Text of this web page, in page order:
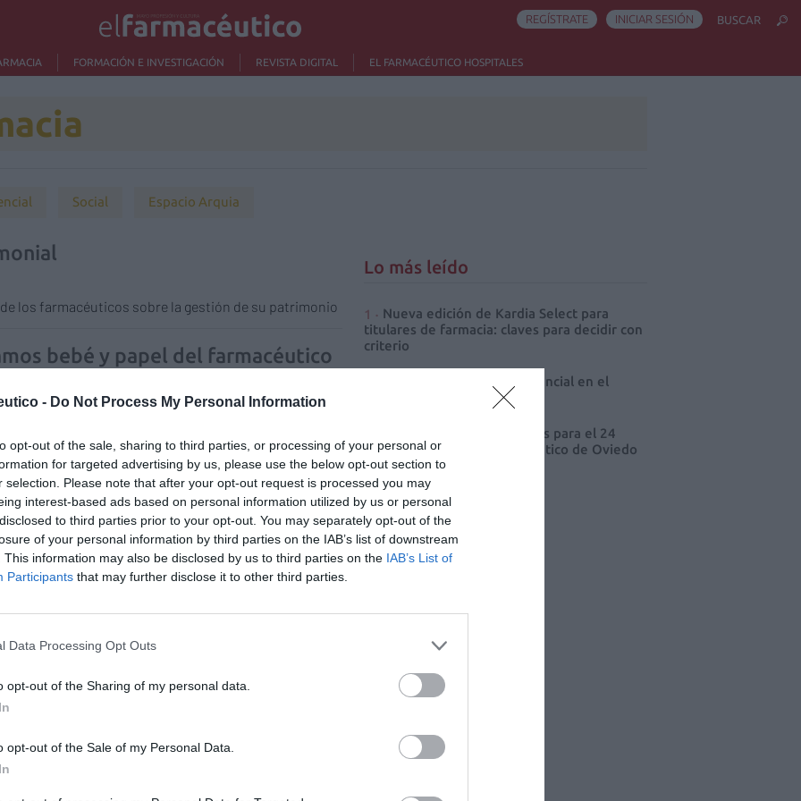
- Do Not Process My Personal Information
opt-out of the sale, sharing to third parties, or processing of your personal or
for targeted advertising by us, please use the below opt-out section to
selection. Please note that after your opt-out request is processed you may
interest-based ads based on personal information utilized by us or personal
to third parties prior to your opt-out. You may separately opt-out of the
of your personal information by third parties on the IAB’s list of downstream
This information may also be disclosed by us to third parties on the IAB’s List of
Participants that may further disclose it to other third parties.
Data Processing Opt Outs
opt-out of the Sharing of my personal data.
opt-out of the Sale of my Personal Data.
FORMACIÓN E INVESTIGACIÓN REVISTA DIGITAL EL FARMACÉUTICO HOSPITALES
REGÍSTRATE INICIAR SESIÓN BUSCAR
Social Espacio Arquia
los farmacéuticos sobre la gestión de su patrimonio
bebé y papel del farmacéutico
del bebé se formulan con objeto de proteger la piel
favorecida por el hecho de crearse en la zona un
del pañal durante muchas horas seguidas.
los farmacéuticos sobre la gestión de su patrimonio.
los farmacéuticos sobre la gestión de su patrimonio.
de nuevas oficinas de
el farmacéutico cuando finaliza la carrera es el
propietario. Esta titularidad se puede obtener
Lo más leído
Nueva edición de Kardia Select para
titulares de farmacia: claves para decidir con
criterio
La farmacia, un apoyo esencial en el
Récord de comunicaciones para el 24
Congreso Nacional Farmacéutico de Oviedo